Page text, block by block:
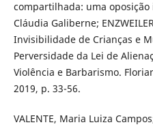
compartilhada: uma oposição
Cláudia Galiberne;
Invisibilidade de Crianças e
Perversidade da Lei de
Violência e Barbarismo.
2019, p. 33-56.
VALENTE, Maria Luiza